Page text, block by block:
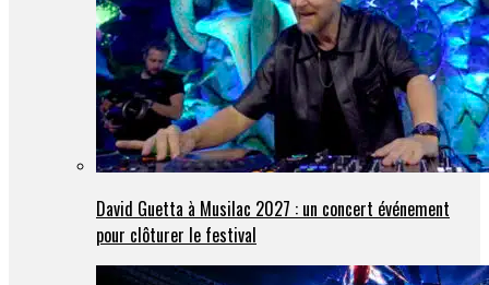
David Guetta à Musilac 2027 : un concert événement
pour clôturer le festival